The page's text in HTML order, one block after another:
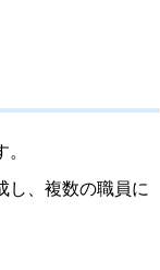
し、複数の職員に